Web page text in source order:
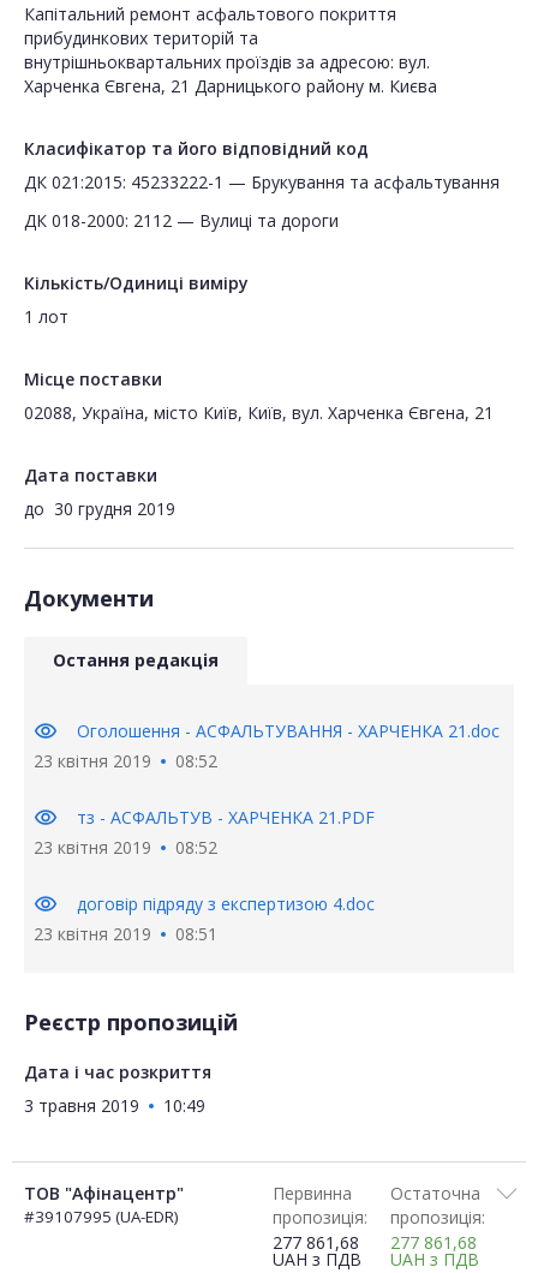
Капітальний ремонт асфальтового покриття
прибудинкових територій та
внутрішньоквартальних проїздів за адресою: вул.
Харченка Євгена, 21 Дарницького району м. Києва
Класифікатор та його відповідний код
ДК 021:2015: 45233222-1 — Брукування та асфальтування
ДК 018-2000: 2112 — Вулиці та дороги
Кількість/Одиниці виміру
1 лот
Місце поставки
02088, Україна, місто Київ, Київ, вул. Харченка Євгена, 21
Дата поставки
до 30 грудня 2019
Документи
Остання редакція
visibility
Оголошення - АСФАЛЬТУВАННЯ - ХАРЧЕНКА 21.doc
23 квітня 2019
08:52
visibility
тз - АСФАЛЬТУВ - ХАРЧЕНКА 21.PDF
23 квітня 2019
08:52
visibility
договір підряду з експертизою 4.doc
23 квітня 2019
08:51
Реєстр пропозицій
Дата і час розкриття
3 травня 2019
10:49
ТОВ "Афінацентр"
#39107995 (UA-EDR)
Первинна
пропозиція:
277 861,68
UAH з ПДВ
Остаточна
пропозиція:
277 861,68
UAH з ПДВ